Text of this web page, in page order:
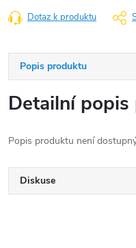
Dotaz k produktu
Popis produktu
Detailní
Popis produktu není
Diskuse